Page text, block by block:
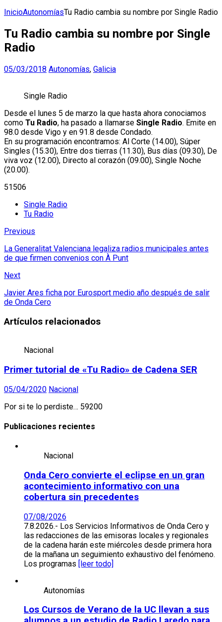
InicioAutonomíasTu Radio cambia su nombre por Single Radio
Tu Radio cambia su nombre por Single
Radio
05/03/2018 Autonomías, Galicia
Single Radio
Desde el lunes 5 de marzo la que hasta ahora conociamos
como Tu Radio, ha pasado a llamarse Single Radio. Emite en
98.0 desde Vigo y en 91.8 desde Condado.
En su programación encontramos: Al Corte (14.00), Súper
Singles (15.30), Entre dos tierras (11.30), Bus días (09.30), De
viva voz (12.00), Directo al corazón (09.00), Single Noche
(20.00).
51506
Single Radio
Tu Radio
Previous
La Generalitat Valenciana legaliza radios municipales antes
de que firmen convenios con À Punt
Next
Javier Ares ficha por Eurosport medio año después de salir
de Onda Cero
Artículos relacionados
Nacional
Primer tutorial de «Tu Radio» de Cadena SER
05/04/2020 Nacional
Por si te lo perdiste… 59200
Publicaciones recientes
Nacional
Onda Cero convierte el eclipse en un gran
acontecimiento informativo con una
cobertura sin precedentes
07/08/2026
7.8.2026.- Los Servicios Informativos de Onda Cero y
las redacciones de las emisoras locales y regionales
de la cadena harán este miércoles desde primera hora
de la mañana un seguimiento exhaustivo del fenómeno.
Los programas [leer todo]
Autonomías
Los Cursos de Verano de la UC llevan a sus